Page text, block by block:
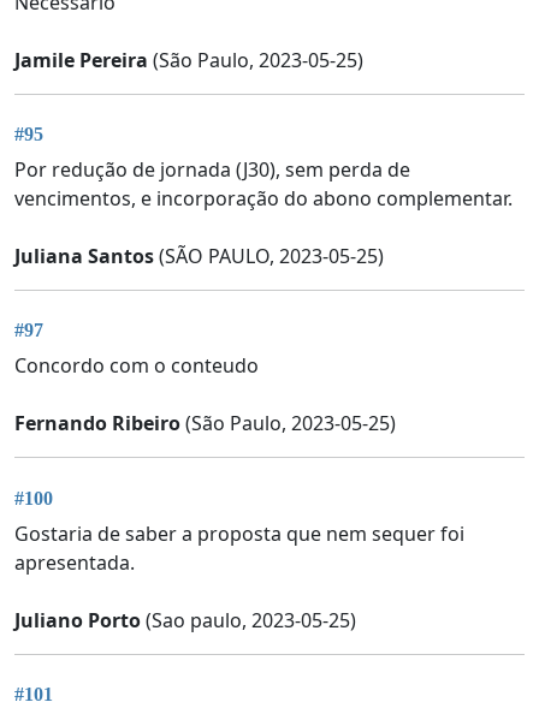
Jamile Pereira (São Paulo, 2023-05-25)
#95
Por redução de jornada (J30), sem perda de
vencimentos, e incorporação do abono complementar.
Juliana Santos(SÃO PAULO, 2023-05-25)
#97
Concordo com o conteudo
Fernando Ribeiro(São Paulo, 2023-05-25)
#100
Gostaria de saber a proposta que nem sequer foi
apresentada.
Juliano Porto(Sao paulo, 2023-05-25)
#101